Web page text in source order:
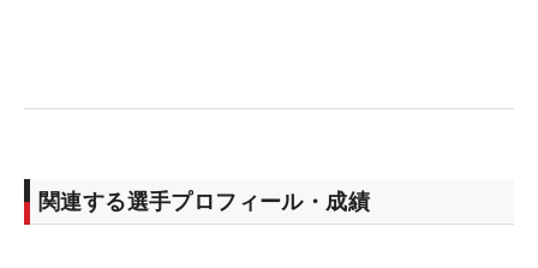
関連する選手プロフィール・成績